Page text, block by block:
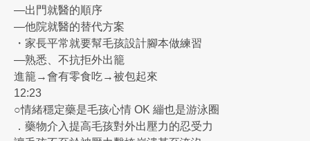
—出門就醫的順序
—他院就醫的替代方案
・家長平常就要幫毛孩設計腳本做練習
—熟悉、不抗拒外出籠
進籠→會有零食吃→被包起來
12:23
○情緒穩定藥是毛孩心情 OK 繃也是游泳圈
．藥物介入提高毛孩對外出壓力的忍受力